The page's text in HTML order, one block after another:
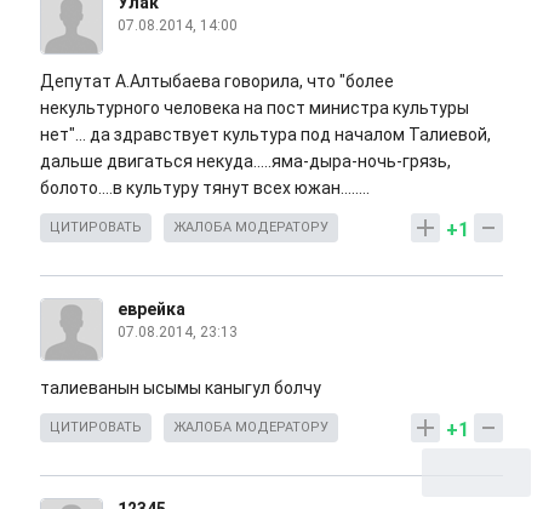
07.08.2014, 14:00
Депутат А.Алтыбаева говорила, что "более
некультурного человека на пост министра культуры
нет"... да здравствует культура под началом Талиевой,
дальше двигаться некуда.....яма-дыра-ночь-грязь,
болото....в культуру тянут всех южан........
+1
ЦИТИРОВАТЬ ЖАЛОБА МОДЕРАТОРУ
еврейка
07.08.2014, 23:13
талиеванын ысымы каныгул болчу
+1
ЦИТИРОВАТЬ ЖАЛОБА МОДЕРАТОРУ